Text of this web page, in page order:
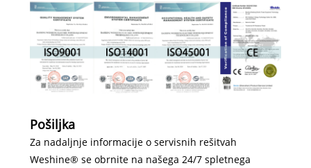
Pošiljka
Za nadaljnje informacije o servisnih rešitvah
Weshine® se obrnite na našega 24/7 spletnega